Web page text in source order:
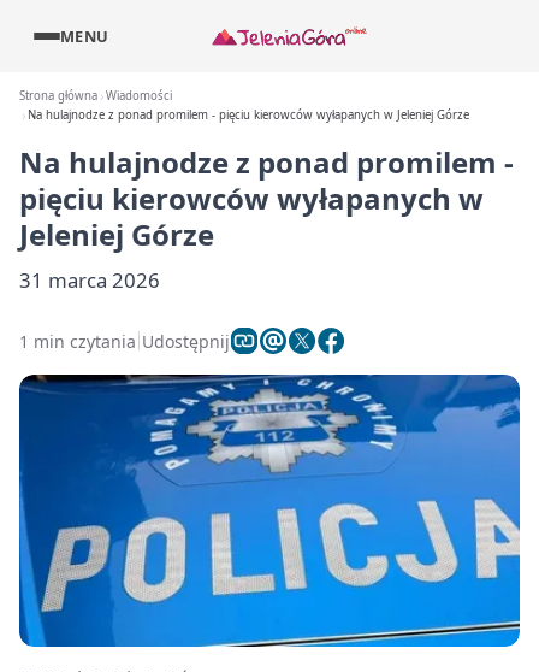
MENU
Strona główna Wiadomości
Na hulajnodze z ponad promilem - pięciu kierowców wyłapanych w Jeleniej Górze
Na hulajnodze z ponad promilem -
pięciu kierowców wyłapanych w
Jeleniej Górze
31 marca 2026
1 min czytania Udostępnij